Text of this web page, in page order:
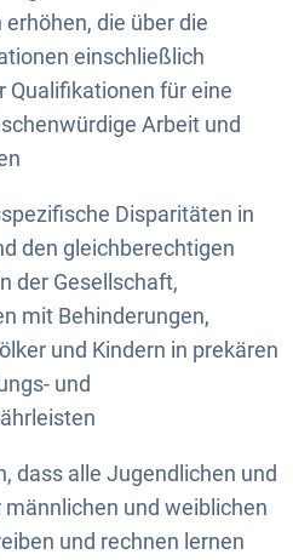
die über die
einschließlich
Qualifikationen für eine
Arbeit und
Disparitäten in
den gleichberechtigen
der Gesellschaft,
mit Behinderungen,
und Kindern in prekären
und
dass alle Jugendlichen und
und weiblichen
und rechnen lernen